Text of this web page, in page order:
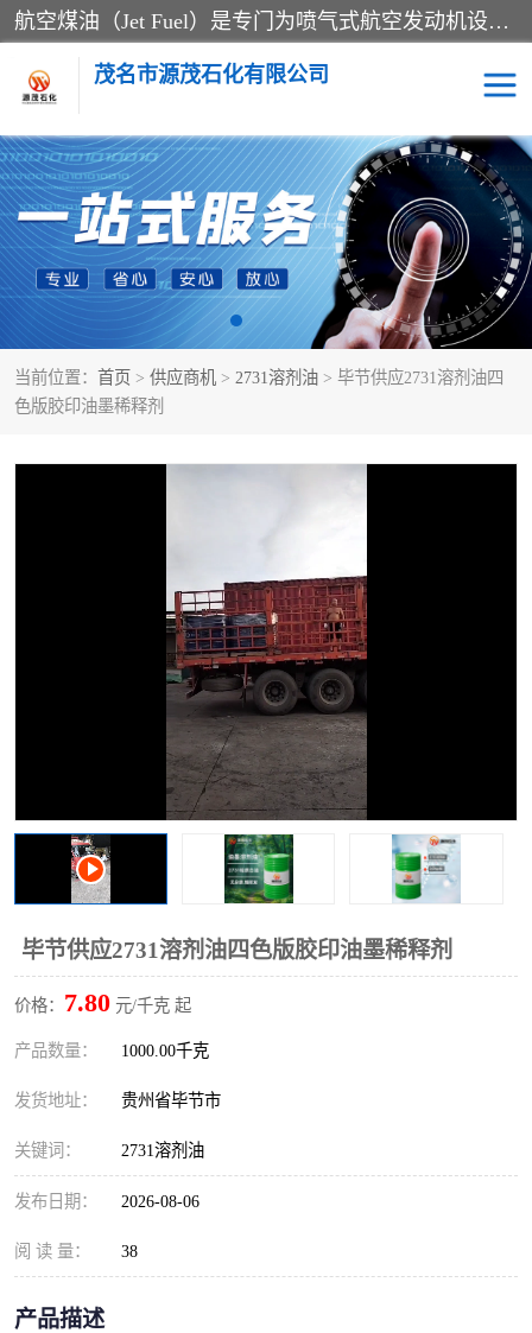
航空煤油（Jet Fuel）是专门为喷气式航空发动机设计的高纯度燃料，主要分为Jet A、Jet A-1和Jet B等类型。其特点是闪点高、低温流动性好，并添加了抗静电剂和抗氧化剂以确保飞行安全。航空煤油需
茂名市源茂石化有限公司
当前位置： 首页 > 供应商机 > 2731溶剂油 > 毕节供应2731溶剂油四
色版胶印油墨稀释剂
毕节供应2731溶剂油四色版胶印油墨稀释剂
价格： 7.80 元/千克 起
产品数量： 1000.00千克
发货地址： 贵州省毕节市
关键词： 2731溶剂油
发布日期： 2026-08-06
阅 读 量： 38
产品描述
RP3航空煤油 D20+D30溶剂油
D40+D60溶剂油 D80+D100溶剂油
6号+120号溶剂油 260号溶剂油
异构烷烃 天然乳胶